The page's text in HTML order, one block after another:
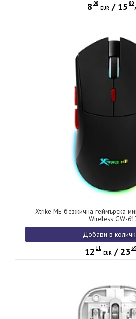
8 08
EUR / 15 80
Xtrike ME безжична геймърска
Wireless GW-
Добави в
12 11
EUR / 2369